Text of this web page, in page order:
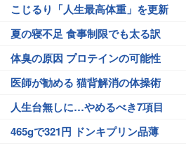
こじるり「人生最高体重」を更新
夏の寝不足 食事制限でも太る訳
体臭の原因 プロテインの可能性
医師が勧める 猫背解消の体操術
人生台無しに…やめるべき7項目
465gで321円 ドンキプリン品薄